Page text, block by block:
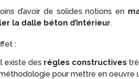
d’avoir de solides notions en
la dalle béton d’intérieur.
:
existe des règles constructives
pour mettre en oeuvre